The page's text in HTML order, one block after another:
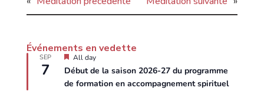
Événements en vedette
SEP
7
E
n
v
e
All day
Début de la saison 2026-27 du programme
de formation en accompagnement spirituel